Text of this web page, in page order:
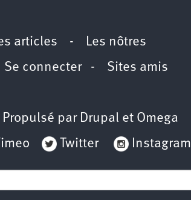
articles - Les nôtres
Se connecter- Sites amis
par Drupal et Omega
Twitter Instagram